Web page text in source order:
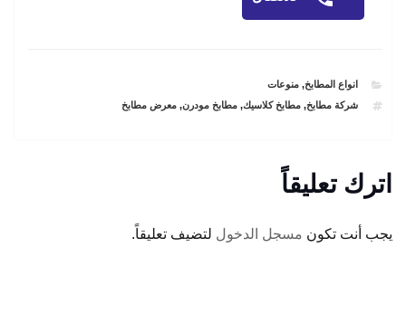
CATEGORIES
انواع المطابخ,منوعات
TAGS
شركة مطابخ,مطابخ كلاسيك,مطابخ مودرن,معرض مطابخ
اترك تعليقاً
يجب أنت تكون مسجل الدخول لتضيف تعليقاً.